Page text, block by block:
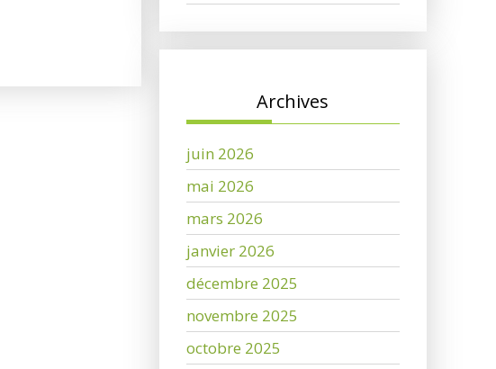
Archives
juin 2026
mai 2026
mars 2026
janvier 2026
décembre 2025
novembre 2025
octobre 2025